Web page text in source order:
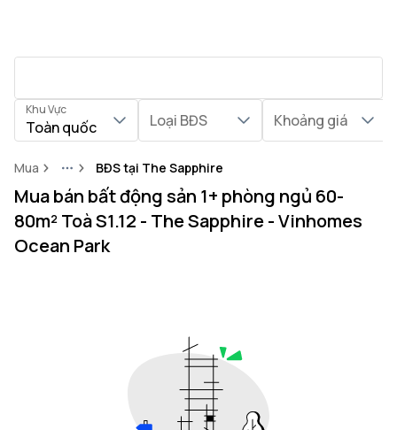
Khu Vực
Toàn quốc Loại BĐS Khoảng giá
Mua MoreBĐS tại The Sapphire
Mua bán bất động sản 1+ phòng ngủ 60-
80m² Toà S1.12 - The Sapphire - Vinhomes
Ocean Park